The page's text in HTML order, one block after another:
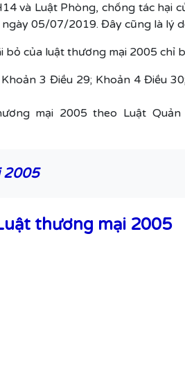
và Luật Phòng, chống tác hại
05/07/2019. Đây cũng là lý
bỏ của luật thương mại 2005 chỉ
3 Điều 29; Khoản 4 Điều
mại 2005 theo Luật
2005
thương mại 2005